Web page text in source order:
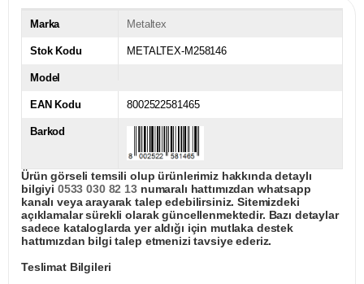
Marka Metaltex
Stok Kodu METALTEX-M258146
Model
EAN Kodu 8002522581465
Barkod
Ürün görseli temsili olup ürünlerimiz hakkında detaylı
bilgiyi 0533 030 82 13numaralı hattımızdan whatsapp
kanalı veya arayarak talep edebilirsiniz. Sitemizdeki
açıklamalar sürekli olarak güncellenmektedir. Bazı detaylar
sadece kataloglarda yer aldığı için mutlaka destek
hattımızdan bilgi talep etmenizi tavsiye ederiz.
Teslimat Bilgileri